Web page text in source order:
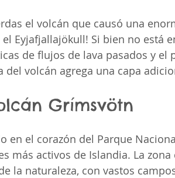
el volcán que causó una
el Eyjafjallajökull! Si bien no
de flujos de lava pasados ​​y
del volcán agrega una capa
Grímsvötn
en el corazón del Parque
más activos de Islandia. La
la naturaleza, con vastos